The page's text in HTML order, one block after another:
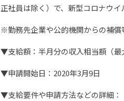
正社員は除く）で、新型コロナウ
※勤務先企業や公的機関からの補
▼支給額：半月分の収入相当額（最
▼申請開始日：2020年3月9日
▼支給要件や申請方法などの詳細：